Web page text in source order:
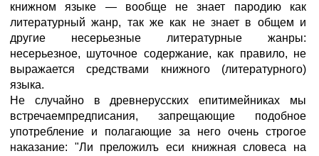
книжном языке — вообще не знает пародию как
литературный жанр, так же как не знает в общем и
другие несерьезные литературные жанры:
несерьезное, шуточное содержание, как правило, не
выражается средствами книжного (литературного)
языка.
Не случайно в древнерусских епитимейниках мы
встречаемпредписания, запрещающие подобное
употребление и полагающие за него очень строгое
наказание: "Ли преложилъ еси книжная словеса на